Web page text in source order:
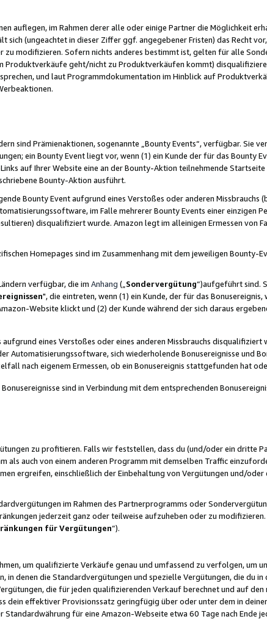
auflegen, im Rahmen derer alle oder einige Partner die Möglichkeit
sich (ungeachtet in dieser Ziffer ggf. angegebener Fristen) das Recht
modifizieren. Sofern nichts anderes bestimmt ist, gelten für alle
Produktverkäufe geht/nicht zu Produktverkäufen kommt)
und laut Programmdokumentation im Hinblick auf
sind Prämienaktionen, sogenannte „Bounty Events“, verfügbar. Sie
ein Bounty Event liegt vor, wenn (1) ein Kunde der für das Bounty
auf Ihrer Website eine an der Bounty-Aktion teilnehmende
Bounty-Aktion ausführt.
Bounty Event aufgrund eines Verstoßes oder anderen Missbrauchs
im Falle mehrerer Bounty Events einer einzigen
disqualifiziert wurde. Amazon legt im alleinigen Ermessen von
Homepages sind im Zusammenhang mit dem jeweiligen Bounty-
verfügbar, die im Anhang („ Sondervergütung“)aufgeführt sind.
", die eintreten, wenn (1) ein Kunde, der für das
Website klickt und (2) der Kunde während der sich daraus
eines Verstoßes oder eines anderen Missbrauchs disqualifiziert
Automatisierungssoftware, sich wiederholende Bonusereignisse und
nach eigenem Ermessen, ob ein Bonusereignis stattgefunden hat
sind in Verbindung mit dem entsprechenden
zu profitieren. Falls wir feststellen, dass du (und/oder ein dritte
als auch von einem anderen Programm mit demselben Traffic
ergreifen, einschließlich der Einbehaltung von Vergütungen und/oder
im Rahmen des Partnerprogramms oder
jederzeit ganz oder teilweise aufzuheben oder zu
für Vergütungen“).
um qualifizierte Verkäufe genau und umfassend zu verfolgen, um
in denen die Standardvergütungen und spezielle Vergütungen, die du
die für jeden qualifizierenden Verkauf berechnet und auf den
dein effektiver Provisionssatz geringfügig über oder unter dem in
für eine Amazon-Webseite etwa 60 Tage nach Ende